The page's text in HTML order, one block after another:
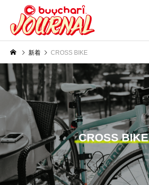
新着 CROSS BIKE
CROSS BIKE